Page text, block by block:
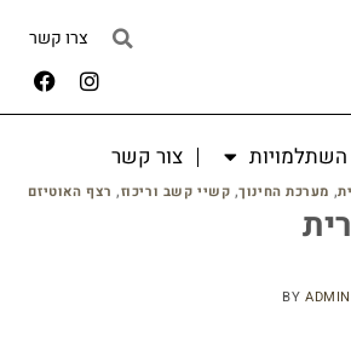
צרו קשר
השתלמויות צור קשר
, מערכת החינוך, קשיי קשב וריכוז, רצף האוטיזם
BYADMIN